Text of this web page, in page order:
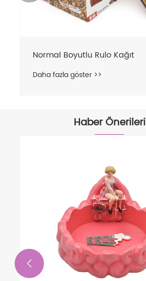
Normal Boyutlu Rulo Kağıt
Daha fazla göster >>
Haber Önerileri
